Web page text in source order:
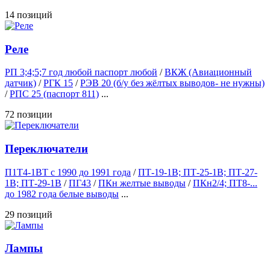
14 позиций
Реле
РП 3;4;5;7 год любой паспорт любой /ВКЖ (Авиационный
датчик) /РГК 15 /РЭВ 20 (б/у без жёлтых выводов- не нужны)
/РПС 25 (паспорт 811) ...
72 позиции
Переключатели
П1Т4-1ВТ с 1990 до 1991 года /ПТ-19-1В; ПТ-25-1В; ПТ-27-
1В; ПТ-29-1В /ПГ43 /ПКн желтые выводы /ПКн2/4; ПТ8-...
до 1982 года белые выводы ...
29 позиций
Лампы